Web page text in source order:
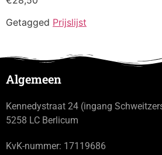
Getagged Prijslijst
Algemeen
Kennedystraat 24 (ingang
5258 LC Berlicum
KvK-nummer: 17119686